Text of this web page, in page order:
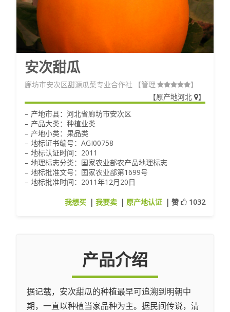
安次甜瓜
廊坊市安次区甜源瓜菜专业合作社 【管理 】
【原产地河北
】
– 产地市县：河北省廊坊市安次区
– 产品大类：种植业类
– 产地小类：果品类
– 地标证书编号：AGI00758
– 地标认证时间：2011
– 地理标志分类：国家农业部农产品地理标志
– 地标批准文号：国家农业部第1699号
– 地标批准时间：2011年12月20日
我想买 | 我要卖 | 原产地认证 | 赞 1032
产品介绍
据记载，安次甜瓜的种植最早可追溯到明朝中
期，一直以种植当家品种为主。据民间传说，清